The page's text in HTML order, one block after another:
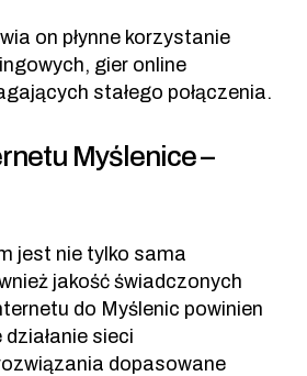
on płynne korzystanie
gier online
stałego połączenia.
Myślenice –
jest nie tylko sama
jakość świadczonych
do Myślenic powinien
sieci
dopasowane